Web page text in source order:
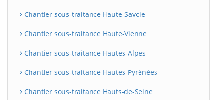
Chantier sous-traitance Haute-Savoie
Chantier sous-traitance Haute-Vienne
Chantier sous-traitance Hautes-Alpes
Chantier sous-traitance Hautes-Pyrénées
Chantier sous-traitance Hauts-de-Seine